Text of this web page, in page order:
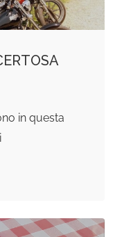
in questa